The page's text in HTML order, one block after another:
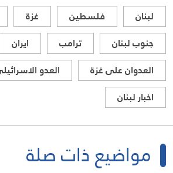
لبنان فلسطين غزة
جنوب لبنان
ترامب
ايران
العدوان على غزة
العدو
اخبار لبنان
مواضيع ذات صلة